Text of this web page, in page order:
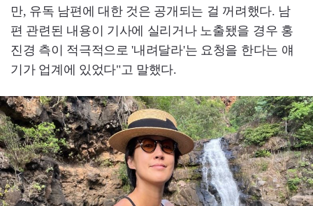
만, 유독 남편에 대한 것은 공개되는 걸 꺼려했다. 남
편 관련된 내용이 기사에 실리거나 노출됐을 경우 홍
진경 측이 적극적으로 '내려달라'는 요청을 한다는 얘
기가 업계에 있었다"고 말했다.